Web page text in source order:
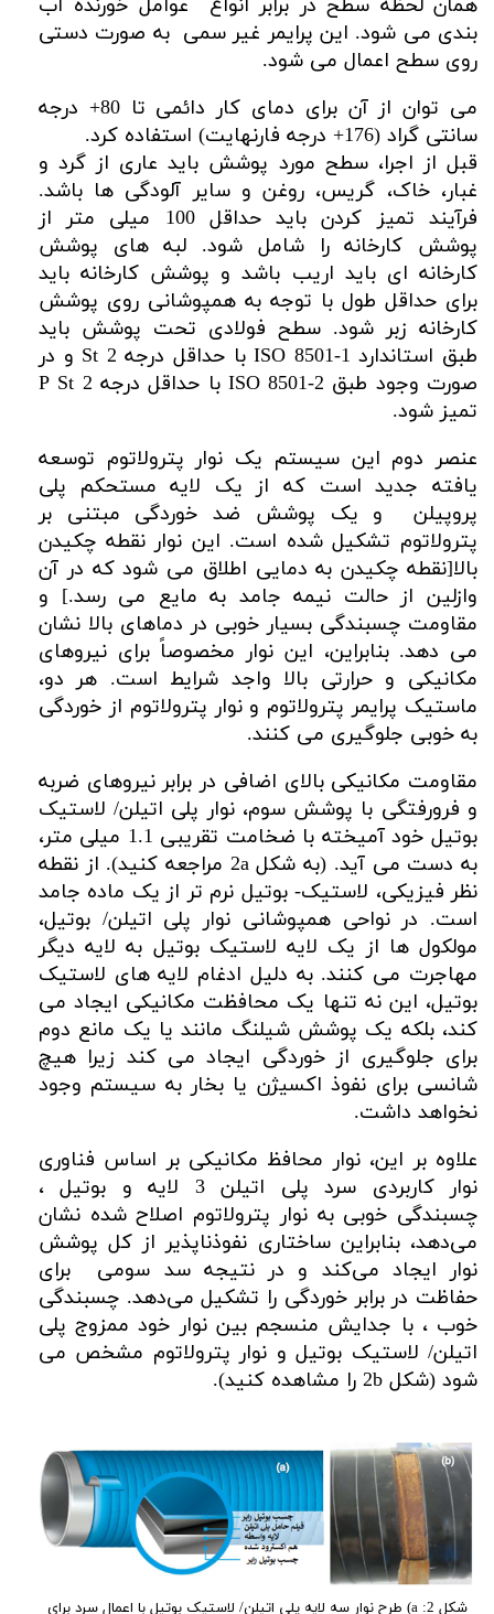
همان لحظه سطح در برابر انواع عوامل خورنده آب
بندی می شود. این پرایمر غیر سمی به صورت دستی
روی سطح اعمال می شود.
می توان از آن برای دمای کار دائمی تا 80+ درجه
سانتی گراد (176+ درجه فارنهایت) استفاده کرد.
قبل از اجرا، سطح مورد پوشش باید عاری از گرد و
غبار، خاک، گریس، روغن و سایر آلودگی ها باشد.
فرآیند تمیز کردن باید حداقل 100 میلی متر از
پوشش کارخانه را شامل شود. لبه های پوشش
کارخانه ای باید اریب باشد و پوشش کارخانه باید
برای حداقل طول با توجه به همپوشانی روی پوشش
کارخانه زبر شود. سطح فولادی تحت پوشش باید
طبق استاندارد ISO 8501-1 با حداقل درجه St 2 و در
صورت وجود طبق ISO 8501-2 با حداقل درجه P St 2
تمیز شود.
عنصر دوم این سیستم یک نوار پترولاتوم توسعه
یافته جدید است که از یک لایه مستحکم پلی
پروپیلن و یک پوشش ضد خوردگی مبتنی بر
پترولاتوم تشکیل شده است. این نوار نقطه چکیدن
بالا[نقطه چکیدن به دمایی اطلاق می شود که در آن
وازلین از حالت نیمه جامد به مایع می رسد.] و
مقاومت چسبندگی بسیار خوبی در دماهای بالا نشان
می دهد. بنابراین، این نوار مخصوصاً برای نیروهای
مکانیکی و حرارتی بالا واجد شرایط است. هر دو،
ماستیک پرایمر پترولاتوم و نوار پترولاتوم از خوردگی
به خوبی جلوگیری می کنند.
مقاومت مکانیکی بالای اضافی در برابر نیروهای ضربه
و فرورفتگی با پوشش سوم، نوار پلی اتیلن/ لاستیک
بوتیل خود آمیخته با ضخامت تقریبی 1.1 میلی متر،
به دست می آید. (به شکل 2a مراجعه کنید). از نقطه
نظر فیزیکی، لاستیک- بوتیل نرم تر از یک ماده جامد
است. در نواحی همپوشانی نوار پلی اتیلن/ بوتیل،
مولکول ها از یک لایه لاستیک بوتیل به لایه دیگر
مهاجرت می کنند. به دلیل ادغام لایه های لاستیک
بوتیل، این نه تنها یک محافظت مکانیکی ایجاد می
کند، بلکه یک پوشش شیلنگ مانند یا یک مانع دوم
برای جلوگیری از خوردگی ایجاد می کند زیرا هیچ
شانسی برای نفوذ اکسیژن یا بخار به سیستم وجود
نخواهد داشت.
علاوه بر این، نوار محافظ مکانیکی بر اساس فناوری
نوار کاربردی سرد پلی اتیلن 3 لایه و بوتیل ،
چسبندگی خوبی به نوار پترولاتوم اصلاح شده نشان
می‌دهد، بنابراین ساختاری نفوذناپذیر از کل پوشش
نوار ایجاد می‌کند و در نتیجه سد سومی برای
حفاظت در برابر خوردگی را تشکیل می‌دهد. چسبندگی
خوب ، با جدایش منسجم بین نوار خود ممزوج پلی
اتیلن/ لاستیک بوتیل و نوار پترولاتوم مشخص می
شود (شکل 2b را مشاهده کنید).
شکل 2: a) طرح نوار سه لایه پلی اتیلن/ لاستیک بوتیل با اعمال سرد برای